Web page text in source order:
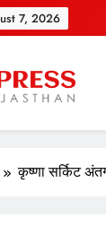
7, 2026
कृष्णा सर्किट